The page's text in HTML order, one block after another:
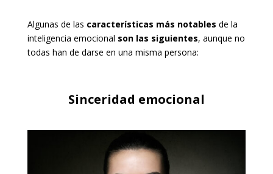
Algunas de las características más notables de la
inteligencia emocional son las siguientes, aunque no
todas han de darse en una misma persona:
Sinceridad emocional